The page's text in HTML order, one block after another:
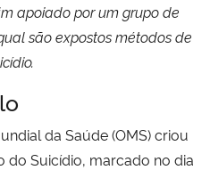
apoiado por um grupo de
são expostos métodos de
da Saúde (OMS) criou
do Suicídio, marcado no dia